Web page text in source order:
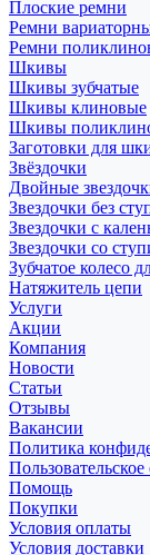
Плоские ремни
Ремни
Ремни
Шкивы
Шкивы зубчатые
Шкивы клиновые
Шкивы
Заготовки для
Звёздочки
Двойные
Звездочки без
Звездочки с
Звездочки со
Зубчатое колесо
Натяжитель цепи
Услуги
Акции
Компания
Новости
Статьи
Отзывы
Вакансии
Политика
Помощь
Покупки
Условия оплаты
Условия доставки